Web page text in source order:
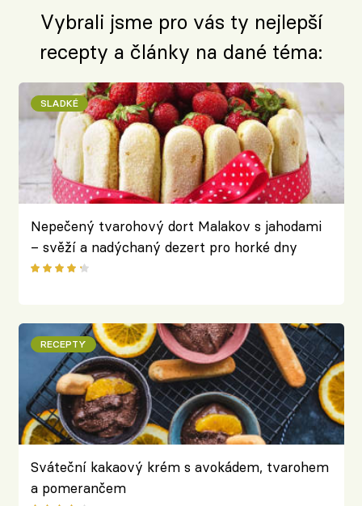
Vybrali jsme pro vás ty nejlepší
recepty a články na dané téma:
SLADKÉ
Nepečený tvarohový dort Malakov s jahodami
– svěží a nadýchaný dezert pro horké dny
RECEPTY
Sváteční kakaový krém s avokádem, tvarohem
a pomerančem